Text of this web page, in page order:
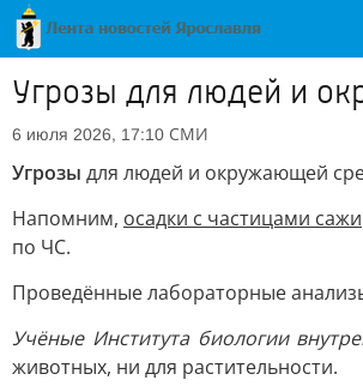
Угрозы для людей и
6 июля 2026, 17:10 СМИ
Угрозы для людей и окружающей
Напомним, осадки с частицами сажи
по ЧС.
Проведённые лабораторные
Учёные Института биологии
животных, ни для растительности.